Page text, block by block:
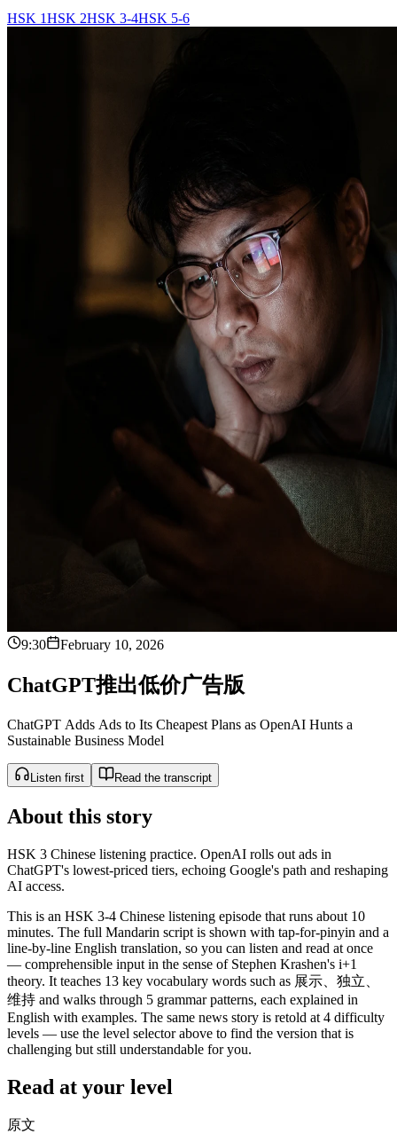
HSK 1HSK 2HSK 3-4HSK 5-6
9:30 February 10, 2026
ChatGPT推出低价广告版
ChatGPT Adds Ads to Its Cheapest Plans as OpenAI Hunts a
Sustainable Business Model
Listen first Read the transcript
About this story
HSK 3 Chinese listening practice. OpenAI rolls out ads in
ChatGPT's lowest-priced tiers, echoing Google's path and reshaping
AI access.
This is an HSK 3-4 Chinese listening episode that runs about 10
minutes. The full Mandarin script is shown with tap-for-pinyin and a
line-by-line English translation, so you can listen and read at once
— comprehensible input in the sense of Stephen Krashen's i+1
theory. It teaches 13 key vocabulary words such as 展示、独立、
维持 and walks through 5 grammar patterns, each explained in
English with examples. The same news story is retold at 4 difficulty
levels — use the level selector above to find the version that is
challenging but still understandable for you.
Read at your level
原文